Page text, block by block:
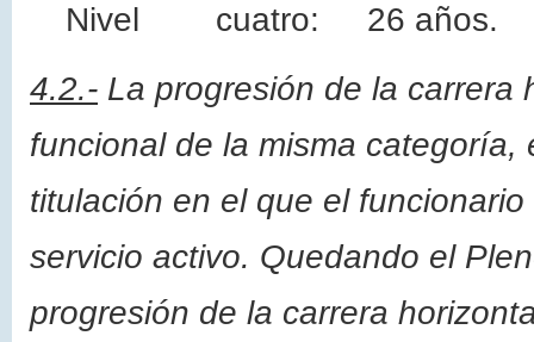
Nivel cuatro: 26 años.
4.2.- La progresión de la carrera
funcional de la misma
titulación en el que el
servicio activo. Quedando el
progresión de la carrera